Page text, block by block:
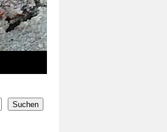
Suchen